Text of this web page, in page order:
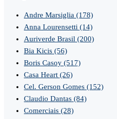
Andre Marsiglia (178)
Anna Lourensetti (14)
Auriverde Brasil (200)
Bia Kicis (56)
Boris Casoy (517)
Casa Heart (26)
Cel. Gerson Gomes (152)
Claudio Dantas (84)
Comerciais (28)